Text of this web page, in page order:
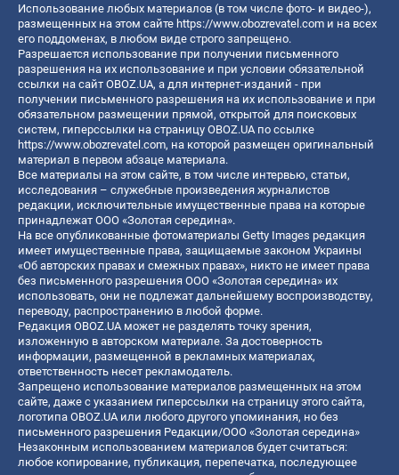
Использование любых материалов (в том числе фото- и видео-),
размещенных на этом сайте https://www.obozrevatel.com и на всех
его поддоменах, в любом виде строго запрещено.
Разрешается использование при получении письменного
разрешения на их использование и при условии обязательной
ссылки на сайт OBOZ.UA, а для интернет-изданий - при
получении письменного разрешения на их использование и при
обязательном размещении прямой, открытой для поисковых
систем, гиперссылки на страницу OBOZ.UA по ссылке
https://www.obozrevatel.com, на которой размещен оригинальный
материал в первом абзаце материала.
Все материалы на этом сайте, в том числе интервью, статьи,
исследования – служебные произведения журналистов
редакции, исключительные имущественные права на которые
принадлежат ООО «Золотая середина».
На все опубликованные фотоматериалы Getty Images редакция
имеет имущественные права, защищаемые законом Украины
«Об авторских правах и смежных правах», никто не имеет права
без письменного разрешения ООО «Золотая середина» их
использовать, они не подлежат дальнейшему воспроизводству,
переводу, распространению в любой форме.
Редакция OBOZ.UA может не разделять точку зрения,
изложенную в авторском материале. За достоверность
информации, размещенной в рекламных материалах,
ответственность несет рекламодатель.
Запрещено использование материалов размещенных на этом
сайте, даже с указанием гиперссылки на страницу этого сайта,
логотипа OBOZ.UA или любого другого упоминания, но без
письменного разрешения Редакции/ООО «Золотая середина»
Незаконным использованием материалов будет считаться:
любое копирование, публикация, перепечатка, последующее